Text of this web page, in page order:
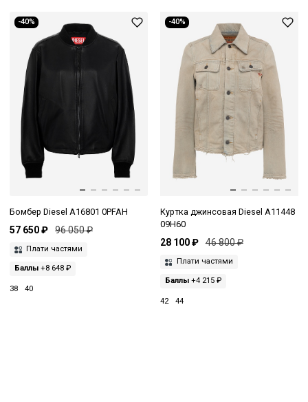
-40%
Бомбер Diesel A16801 0PFAH
57 650 ₽ 96 050 ₽
Плати частями
Баллы +8 648 ₽
38 40
-40%
Куртка джинсовая Diesel A11448
09H60
28 100 ₽ 46 800 ₽
Плати частями
Баллы+4 215 ₽
42 44